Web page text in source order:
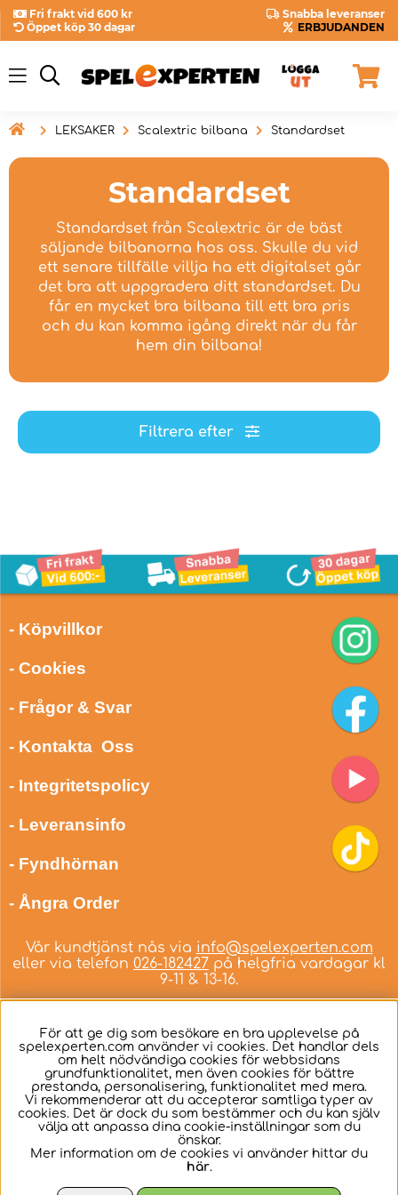
Fri frakt vid 600 kr
Snabba leveranser
Öppet köp 30 dagar
ERBJUDANDEN
 LEKSAKER Scalextric bilbana Standardset
Standardset
Standardset från Scalextric är de bäst
säljande bilbanorna hos oss. Skulle du vid
ett senare tillfälle villja ha ett digitalset går
det bra att uppgradera ditt standardset. Du
får en mycket bra bilbana till ett bra pris
och du kan komma igång direkt när du får
hem din bilbana!
Filtrera efter
- Köpvillkor
- Cookies
- Frågor & Svar
- Kontakta Oss
- Integritetspolicy
- Leveransinfo
- Fyndhörnan
- Ångra Order
Vår kundtjänst nås via info@spelexperten.com
eller via telefon 026-182427 på helgfria vardagar kl
9-11 & 13-16.
Svenska
För att ge dig som besökare en bra upplevelse på
spelexperten.com använder vi cookies. Det handlar dels
om helt nödvändiga cookies för webbsidans
grundfunktionalitet, men även cookies för bättre
prestanda, personalisering, funktionalitet med mera.
Vi rekommenderar att du accepterar samtliga typer av
cookies. Det är dock du som bestämmer och du kan själv
välja att anpassa dina cookie-inställningar som du
önskar.
Mer information om de cookies vi använder hittar du
här.